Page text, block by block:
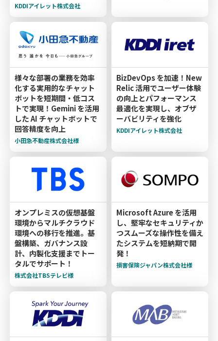
KDDIアイレット株式会社
様々な部署の業務を効率
化する実用的なチャット
ボットを短期間・低コス
トで実現！Gemini を活用
した AI チャットボットで
回答精度を向上
小田急不動産株式会社様
BizDevOps を加速！New
Relic 活用でユーザー体験
の向上とパフォーマンス
最適化を実現し、オブザ
ーバビリティを強化
KDDIアイレット株式会社
オンプレミスの仮想基盤
環境からマルチクラウド
環境への移行を推進。基
盤構築、ガバナンス設
計、内製化支援までトー
タルでサポート！
株式会社TBSテレビ様
Microsoft Azure を活用
し、堅牢なセキュリティか
つスムーズな操作性を備え
たシステムを短納期で開
発！
損害保険ジャパン株式会社様